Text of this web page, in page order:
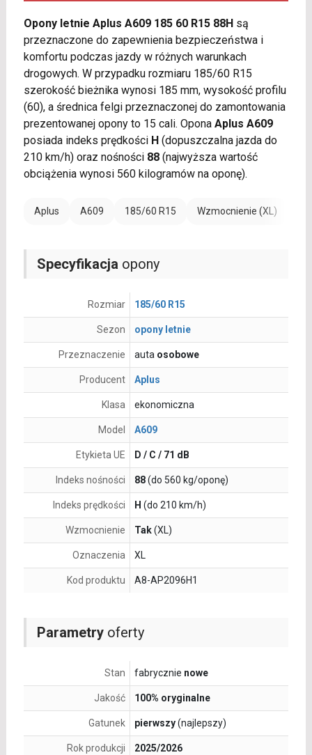
Opony letnie Aplus A609 185 60 R15 88Hsą
przeznaczone do zapewnienia bezpieczeństwa i
komfortu podczas jazdy w różnych warunkach
drogowych. W przypadku rozmiaru 185/60 R15
szerokość bieżnika wynosi 185 mm, wysokość profilu
(60), a średnica felgi przeznaczonej do zamontowania
prezentowanej opony to 15 cali. Opona Aplus A609
posiada indeks prędkości H(dopuszczalna jazda do
210 km/h) oraz nośności 88(najwyższa wartość
obciążenia wynosi 560 kilogramów na oponę).
Aplus A609 185/60 R15 Wzmocnienie (XL)
Parametryoferty
Stan fabrycznie nowe
Jakość 100% oryginalne
Gatunek pierwszy(najlepszy)
Rok produkcji 2025/2026
Specyfikacja opony
Rozmiar 185/60 R15
Sezon opony letnie
Przeznaczenie auta osobowe
Producent Aplus
Klasa ekonomiczna
Model A609
Etykieta UE D / C / 71 dB
Indeks nośności 88(do 560 kg/oponę)
Indeks prędkości H (do 210 km/h)
Wzmocnienie Tak(XL)
Oznaczenia XL
Kod produktu A8-AP2096H1